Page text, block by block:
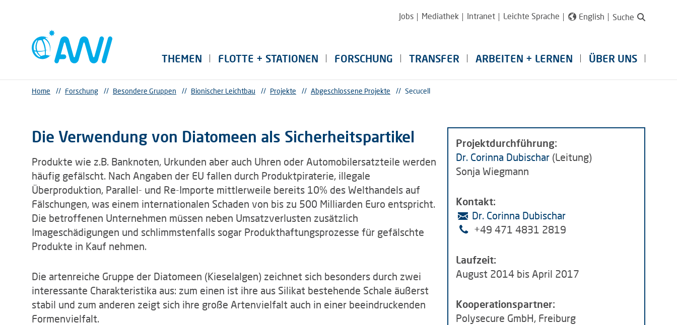
Jobs Mediathek Intranet Leichte Sprache English Suche
THEMEN FLOTTE + STATIONEN FORSCHUNG TRANSFER ARBEITEN + LERNEN ÜBER UNS
Home // Forschung // Besondere Gruppen // Bionischer Leichtbau // Projekte // Abgeschlossene Projekte // Secucell
Die Verwendung von Diatomeen als Sicherheitspartikel
Produkte wie z.B. Banknoten, Urkunden aber auch Uhren oder Automobilersatzteile werden
häufig gefälscht. Nach Angaben der EU fallen durch Produktpiraterie, illegale
Überproduktion, Parallel- und Re-Importe mittlerweile bereits 10% des Welthandels auf
Fälschungen, was einem internationalen Schaden von bis zu 500 Milliarden Euro entspricht.
Die betroffenen Unternehmen müssen neben Umsatzverlusten zusätzlich
Imageschädigungen und schlimmstenfalls sogar Produkthaftungsprozesse für gefälschte
Produkte in Kauf nehmen.
Die artenreiche Gruppe der Diatomeen (Kieselalgen) zeichnet sich besonders durch zwei
interessante Charakteristika aus: zum einen ist ihre aus Silikat bestehende Schale äußerst
stabil und zum anderen zeigt sich ihre große Artenvielfalt auch in einer beeindruckenden
Formenvielfalt.
Projektdurchführung:
Dr. Corinna Dubischar (Leitung)
Sonja Wiegmann
Kontakt:
Dr. Corinna Dubischar
+49 471 4831 2819
Laufzeit:
August 2014 bis April 2017
Kooperationspartner:
Polysecure GmbH, Freiburg